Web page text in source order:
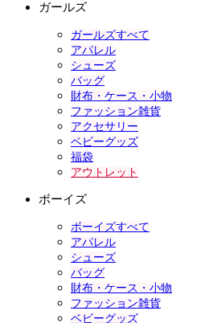
ガールズ
ガールズすべて
アパレル
シューズ
バッグ
財布・ケース・小物
ファッション雑貨
アクセサリー
ベビーグッズ
福袋
アウトレット
ボーイズ
ボーイズすべて
アパレル
シューズ
バッグ
財布・ケース・小物
ファッション雑貨
ベビーグッズ